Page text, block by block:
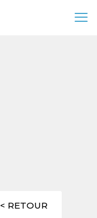
< RETOUR